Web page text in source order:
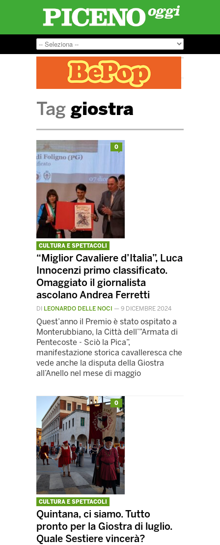
Tag giostra
0
CULTURA E SPETTACOLI
“Miglior Cavaliere d’Italia”, Luca
Innocenzi primo classificato.
Omaggiato il giornalista
ascolano Andrea Ferretti
DI LEONARDO DELLE NOCI — 9 DICEMBRE 2024
Quest’anno il Premio è stato ospitato a
Monterubbiano, la Città dell’”Armata di
Pentecoste - Sciò la Pica”,
manifestazione storica cavalleresca che
vede anche la disputa della Giostra
all’Anello nel mese di maggio
0
CULTURA E SPETTACOLI
Quintana, ci siamo. Tutto
pronto per la Giostra di luglio.
Quale Sestiere vincerà?